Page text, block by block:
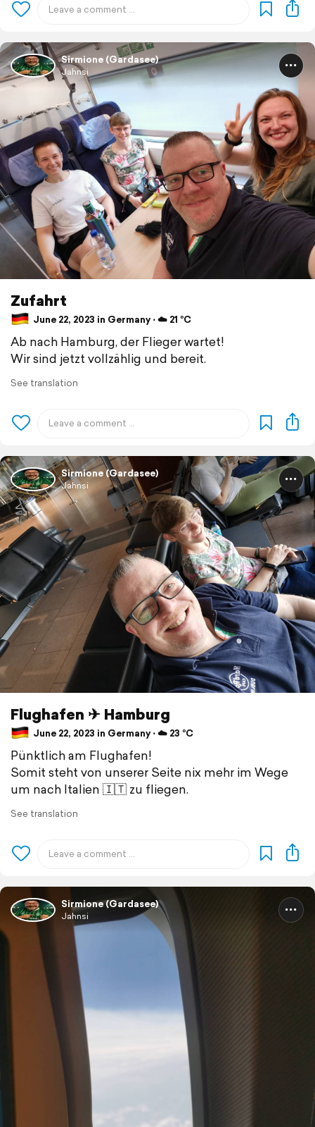
Sirmione (Gardasee)
Jahnsi
Zufahrt
June 22, 2023 in Germany ⋅ ☁️ 21 °C
Ab nach Hamburg, der Flieger wartet!
Wir sind jetzt vollzählig und bereit.
See translation
Sirmione (Gardasee)
Jahnsi
Flughafen ✈ Hamburg
June 22, 2023 in Germany ⋅ ☁️ 23 °C
Pünktlich am Flughafen!
Somit steht von unserer Seite nix mehr im Wege
um nach Italien 🇮🇹 zu fliegen.
See translation
Sirmione (Gardasee)
Jahnsi